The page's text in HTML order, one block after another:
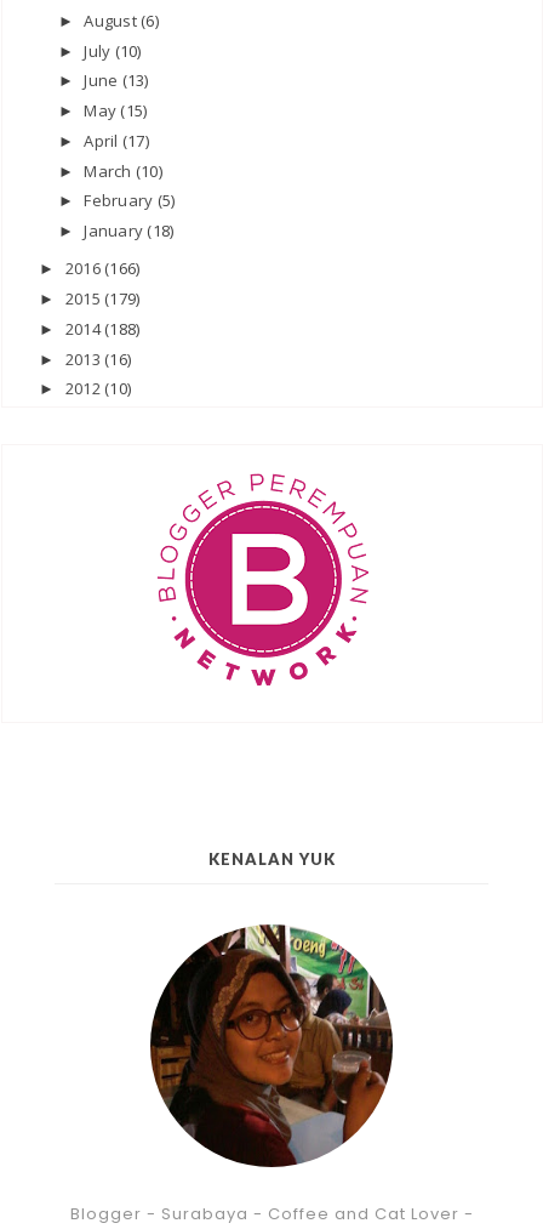
►August (6)
►July (10)
►June (13)
►May (15)
►April (17)
►March (10)
►February (5)
►January (18)
► 2016 (166)
► 2015 (179)
► 2014(188)
► 2013 (16)
► 2012 (10)
KENALAN YUK
Blogger - Surabaya - Coffee and Cat Lover -